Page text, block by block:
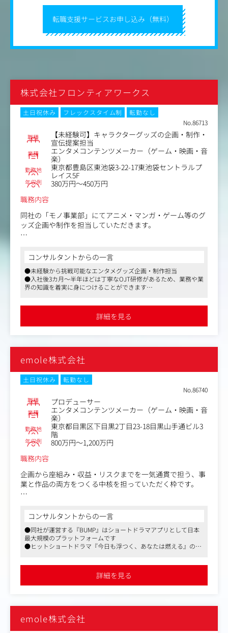
転職支援サービスお申し込み（無料）
株式会社フロンティアワークス
土日祝休み フレックスタイム制
転勤なし
No.86713
職種
【未経験可】キャラクターグッズの企画・制作・
宣伝提案担当
業種
エンタメコンテンツメーカー（ゲーム・映画・音
楽）
勤務地
東京都豊島区東池袋3-22-17東池袋セントラルプ
レイス5F
年収例
380万円～450万円
職務内容
同社の「モノ事業部」にてアニメ・マンガ・ゲーム等のグ
ッズ企画や制作を担当していただきます。
ップも企画・開催します。
自身が手がけたコンテンツの盛り上がりや反響を直に感じ
て、やりがいに繋げられるポジションです。
〈具体的な業務内容〉
・制作進行・スケジュール管理
- デザイン依頼・製造依頼等
■丁寧な導入のOJT研修あり
入社後3カ月～半年ほど、先輩たちが丁寧にフォローする
業務や業界の知識を着実に身につけていきましょう。
ゆくゆくは1人で1タイトルのグッズ展開（企画、版元交
渉、製造管理、販売促進）を担っていただきます。
※アニメイト海外店舗をはじめ、海外のお客様にも商品を
お届けできるよう、部署として力を入れています。
海外展開にも興味をもってくれる方をお待ちしています！
コンサルタントからの一言
●未経験から挑戦可能なエンタメグッズ企画・制作担当
●入社後3カ月～半年ほどは丁寧なOJT研修があるため、業務や業
界の知識を着実に身につけることができます
詳細を見る
emole株式会社
土日祝休み
転勤なし
No.86740
職種 プロデューサー
業種
エンタメコンテンツメーカー（ゲーム・映画・音
楽）
勤務地
東京都目黒区下目黒2丁目23-18目黒山手通ビル3
階
年収例
800万円～1,200万円
職務内容
企画から座組み・収益・リスクまでを一気通貫で担う、事
業と作品の両方をつくる中核を担っていただく枠です。
・ショートドラマコンテンツの企画・制作全般（コンテン
ツ企画、制作会社のディレクション、プリプロからポスプ
ロまでのスケジュール管理・調整）
・ショートドラマコンテンツのビジネススキーム構築（テ
レビ局・出版社・制作会社を中心とした外部関係者との座
・企画・予算・品質・リスクの一貫した責任（P&L管理、
クオリティコントロール、リスクコントロール）
コンサルタントからの一言
●同社が運営する『BUMP』はショートドラマアプリとして日本
最大規模のプラットフォームです
●ヒットショートドラマ『今日も浮つく、あなたは燃える』のTik
詳細を見る
emole株式会社